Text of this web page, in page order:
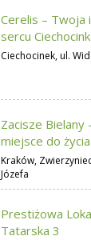
Cerelis – Twoja
sercu
Ciechocinek, ul.
Zacisze
miejsce do życia
Kraków,
Józefa
Prestiżowa
Tatarska 3